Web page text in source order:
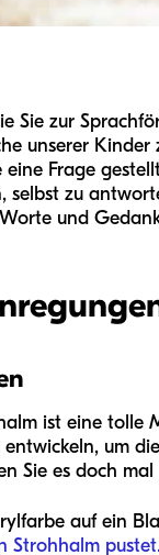
Sie zur
unserer
Frage
selbst zu
und
ist eine tolle
um
Sie es doch
auf ein
Strohhalm